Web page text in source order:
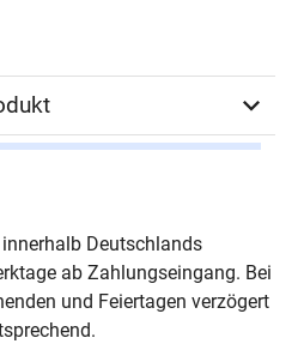
320
Hamburg 2019
Deutschlands
ab Zahlungseingang. Bei
und Feiertagen verzögert